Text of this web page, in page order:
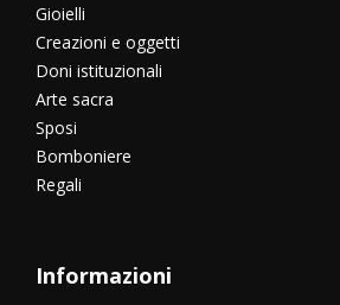
Gioielli
Creazioni e oggetti
Doni istituzionali
Arte sacra
Sposi
Bomboniere
Regali
Informazioni